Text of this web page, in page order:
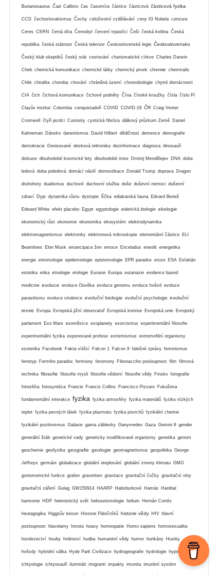
Burianosaurus Čad Callisto čas časomíra částice částicová částicová fyzika
CCD čechoslovakismus Čechy celoživotní vzdělávání ceny IG Nobela cenzura
Ceres CERN černá díra Černobyl červení trpaslíci Češi česká kotlina Česká
republika česká státnost Česká televize Československé legie Československo
Český klub skeptiků český stát cestování charismatické církve Charles Darwin
Cheb chemická komunikace chemické látky chemický prvek chemie chemtrails
Chile chiralita choroba chování chráněná území chronobiologie chytré domácnosti
CIA čich čichová komunikace čichové podněty Čína čínské kroužky čísla číslo Pí
Clayův institut Columbia conquistadoři COVID COVID-19 ČR Craig Venter
Cromwell čtyři jezdci Curiosity cystická fibróza dálkový průzkum Země Daniel
Kahneman Dánsko darwinismus David Hilbert dědičnost demence demografie
demokracie Denisované desková tektonika dezinformace diagnoza dinosauři
diskuse dlouhodobé kosmické lety dlouhodobé mise Dmitrij Mendělejev DNA doba
ledová doba poledová domácí násilí domestikace Donald Trump doprava Dragon
druhohory dualismus duchové duchovní služba duše duševní nemoci duševní
zdraví Dyje dynamika růstu dystopie Éčka ediakarská fauna Edvard Beneš
Edward White efekt placebo Egypt egyptologie eidetická biologie ekologie
ekonomický růst ekonomie ekonomika ekosystém elektrodynamika
elektromagnetismus elektronky elektronová mikroskopie elementární částice ELI
Beamlines Elon Musk emancipace žen emoce Enceladus eneolit energetika
energie entomologie epidemiologie epistemologie EPR paradox eroze ESA Esfahán
estetika etika etnologie etologie Eurasie Europa eutanazie evidence based
medicine evoluce evoluce člověka evoluce genomu evoluce hvězd evoluce
parasitismu evoluce virulence evoluční biologie evoluční psychologie evoluční
teorie Evropa Evropská jižní observatoř Evropská komise Evropská unie Evropský
parlament Exo Mars exoměsíce exoplanety exorcismus experimentální filosofie
experimentální fyzika exponované profese extremismus extremofilní organismy
ezoterika Facebook Fakta vítězí Falcon 1 Falcon 9 falešné zprávy feminismus
fenotyp Fermiho paradox fermiony feromony Fibonacciho posloupnost film filmová
technika filosofie filosofie mysli filosofie vědomí filosofie vědy Finsko fotografie
fotosféra fotosyntéza Francie Francis Collins Francisco Pizzaro Fukušima
fundamentální interakce fyzika fyzika atmosféry fyzika materiálů fyzika nízkých
teplot fyzika pevných látek fyzika plazmatu fyzika povrchů fyzikální chemie
fyzikální pozitivismus Galaxie gama záblesky Ganymedes Gaza Gemini 8 gender
generální štáb genetické vady geneticky modifikované organismy genetika genom
geochemie geofyzika geografie geologie geomagnetismus geopolitika George
Jeffreys germáni globalizace globální oteplování globální zmeny klimatu GMO
goniometrické funkce grafen gravettien gravitace gravitační čočky gravitační vlny
gravitační záření Gulag GW150914 HAARP Habsburkové Hamás Hanibal
harmonie HDP helenistický svět helioseismologie helium Hernán Cortés
heutagogika Higgsův boson Historie Pátečníků historie vědy HIV hlavní
posloupnost hlavolamy hmota hoaxy homeopatie Homo sapiens homosexualita
horolezectví houby hrdinství hudba humanitní vědy humor hurikány Huxley
hvězdy hybridní válka Hyde Park Civilizace hydrogeografie hydrologie hypnóza
ichtyologie ichtyosauři ilumináti imigranti impakty imunita imunitní systém